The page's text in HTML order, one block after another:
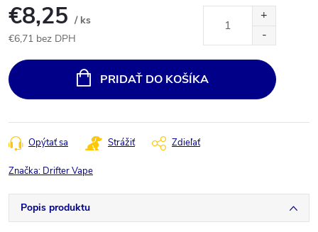
€8,25 / ks
€6,71 bez DPH
cena:
PRIDAŤ DO KOŠÍKA
Opýtať sa Strážiť Zdieľať
Značka: Drifter Vape
Popis produktu